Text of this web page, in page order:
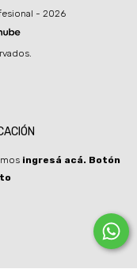
- 2026
ingresá acá. Botón